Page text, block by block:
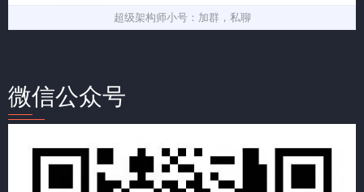
超级架构师小号：加群，私聊
微信公众号